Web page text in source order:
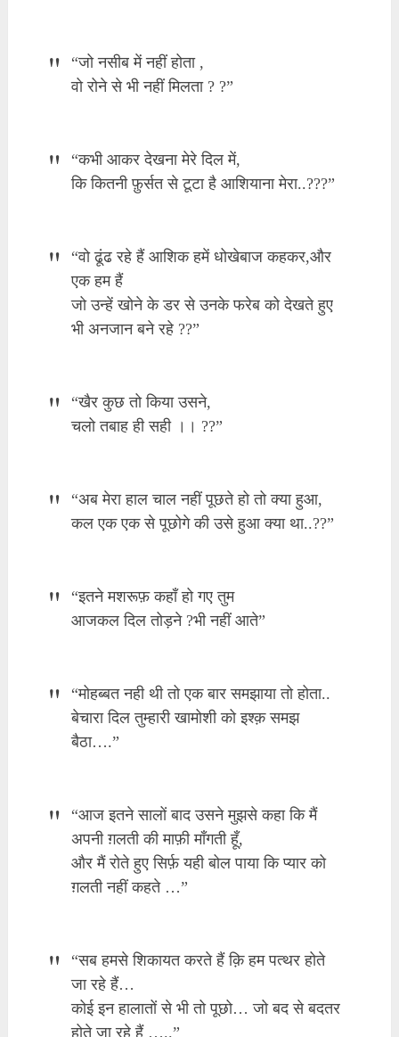
“जो नसीब में नहीं होता ,
वो रोने से भी नहीं मिलता ? ?”
“कभी आकर देखना मेरे दिल में,
कि कितनी फ़ुर्सत से टूटा है आशियाना मेरा..???”
“वो ढूंढ रहे हैं आशिक हमें धोखेबाज कहकर,और
एक हम हैं
जो उन्हें खोने के डर से उनके फरेब को देखते हुए
भी अनजान बने रहे ??”
“खैर कुछ तो किया उसने,
चलो तबाह ही सही ।। ??”
“अब मेरा हाल चाल नहीं पूछते हो तो क्या हुआ,
कल एक एक से पूछोगे की उसे हुआ क्या था..??”
“इतने मशरूफ़ कहाँ हो गए तुम
आजकल दिल तोड़ने ?भी नहीं आते”
“मोहब्बत नही थी तो एक बार समझाया तो होता..
बेचारा दिल तुम्हारी खामोशी को इश्क़ समझ
बैठा….”
“आज इतने सालों बाद उसने मुझसे कहा कि मैं
अपनी ग़लती की माफ़ी माँगती हूँ,
और मैं रोते हुए सिर्फ़ यही बोल पाया कि प्यार को
ग़लती नहीं कहते …”
“सब हमसे शिकायत करते हैं क़ि हम पत्थर होते
जा रहे हैं…
कोई इन हालातों से भी तो पूछो… जो बद से बदतर
होते जा रहे हैं …..”